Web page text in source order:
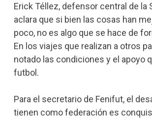
Erick Téllez, defensor central de la
aclara que si bien las cosas han
poco, no es algo que se hace de
En los viajes que realizan a otros
notado las condiciones y el apoyo
futbol.
Para el secretario de Fenifut, el
tienen como federación es